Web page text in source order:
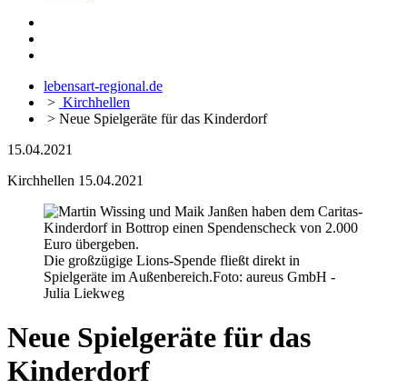
lebensart-regional.de
> Kirchhellen
> Neue Spielgeräte für das Kinderdorf
15.04.2021
Kirchhellen 15.04.2021
Die großzügige Lions-Spende fließt direkt in
Spielgeräte im Außenbereich.Foto: aureus GmbH -
Julia Liekweg
Neue Spielgeräte für das
Kinderdorf